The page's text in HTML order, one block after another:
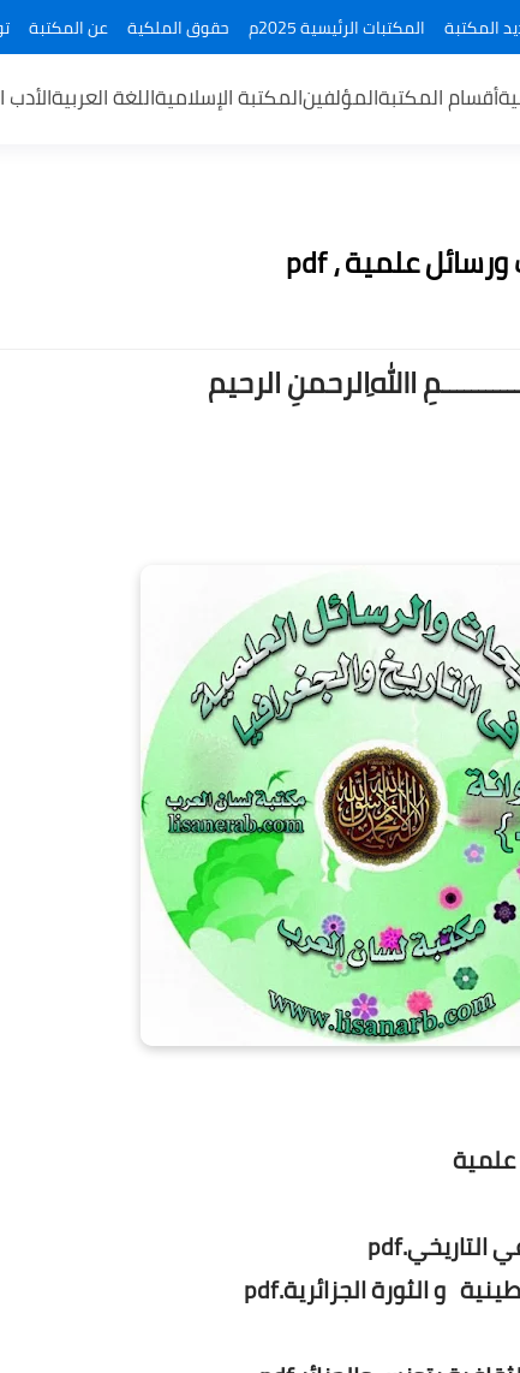
المكتبة المكتبات الرئيسية 2025م حقوق الملكية عن المكتبة
أقسام المكتبةالمؤلفينالمكتبة الإسلاميةاللغة العربيةالأدب
اﷲِالرحمنِ الرحيم